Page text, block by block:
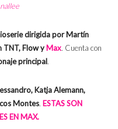
dirigida por Martín
TNT, Flow y Max. Cuenta con
principal.
Katja Alemann,
Montes. ESTAS SON
EN MAX.